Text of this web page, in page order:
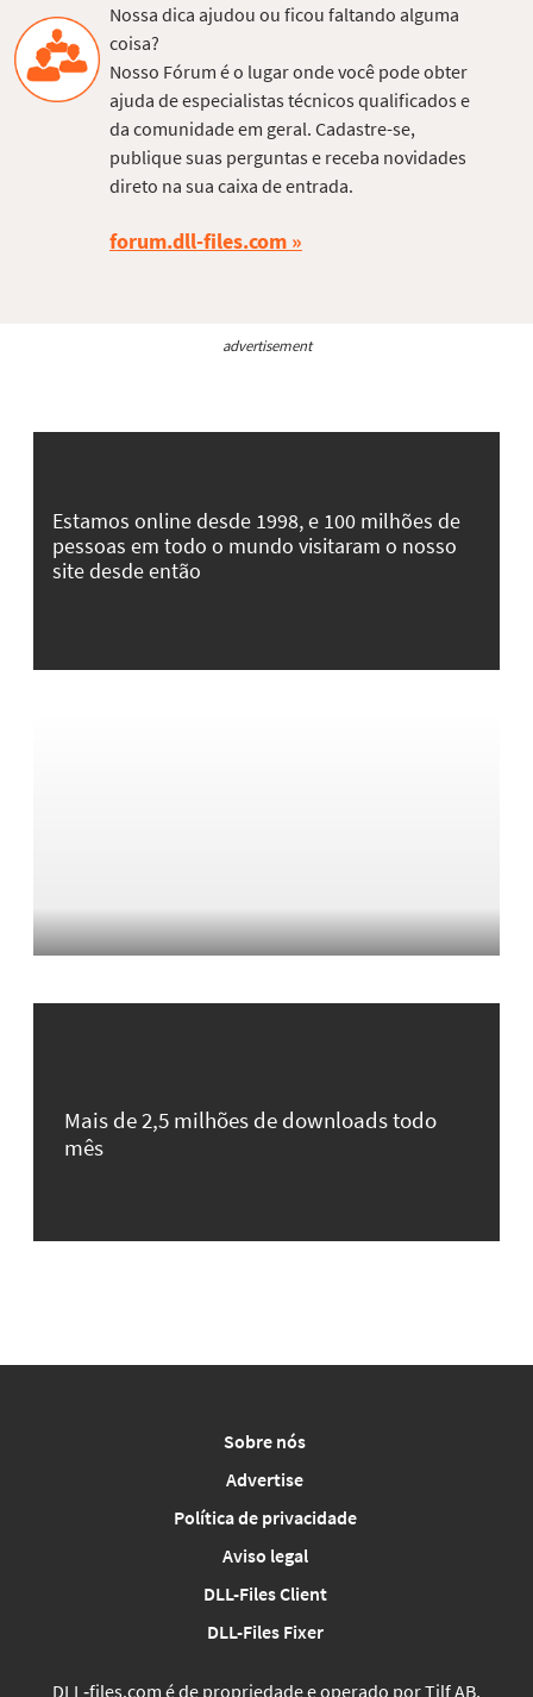
Nossa dica ajudou ou ficou faltando alguma
coisa?
Nosso Fórum é o lugar onde você pode obter
ajuda de especialistas técnicos qualificados e
da comunidade em geral. Cadastre-se,
publique suas perguntas e receba novidades
direto na sua caixa de entrada.
forum.dll-files.com
advertisement
Estamos online desde 1998, e 100 milhões de
pessoas em todo o mundo visitaram o nosso
site desde então
Mais de 2,5 milhões de downloads todo
mês
Sobre nós
Advertise
Política de privacidade
Aviso legal
DLL-Files Client
DLL-Files Fixer
DLL‑files.com é de propriedade e operado por Tilf AB,